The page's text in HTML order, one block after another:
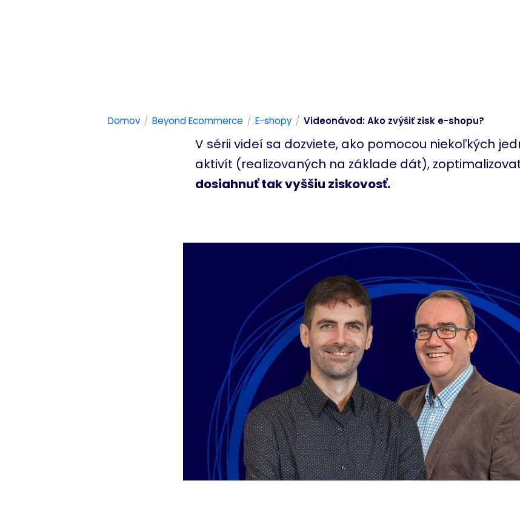
Domov / Beyond Ecommerce / E-shopy / Videonávod: Ako zvýšiť zisk e-shopu?
V sérii videí sa dozviete, ako pomocou niekoľkých
aktivít (realizovaných na základe dát),
dosiahnuť tak vyššiu ziskovosť.